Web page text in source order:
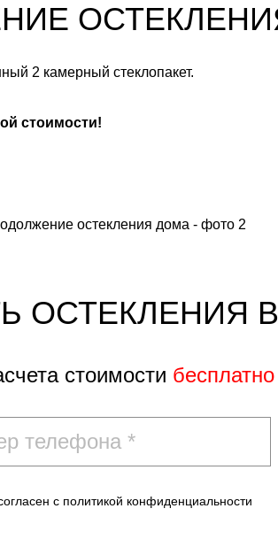
2 камерный стеклопакет.
стоимости!
ОСТЕКЛЕНИЯ
стоимости
с политикой конфиденциальности